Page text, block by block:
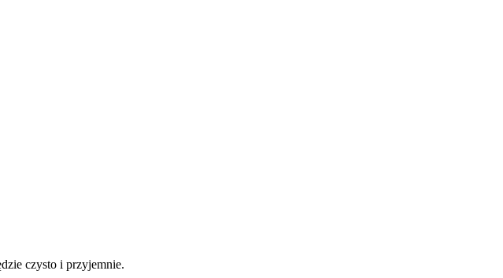
czysto i przyjemnie.